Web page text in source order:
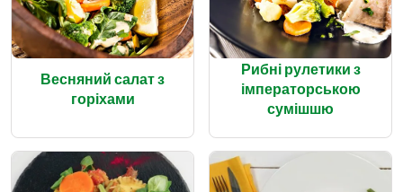
Весняний салат з
горіхами
Рибні рулетики з
імператорською
сумішшю